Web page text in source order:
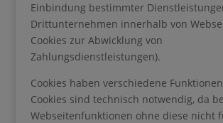
Einbindung bestimmter
Drittunternehmen innerhalb von
Cookies zur Abwicklung von
Zahlungsdienstleistungen).
Cookies haben verschiedene
Cookies sind technisch notwendig, da
Webseitenfunktionen ohne diese nicht